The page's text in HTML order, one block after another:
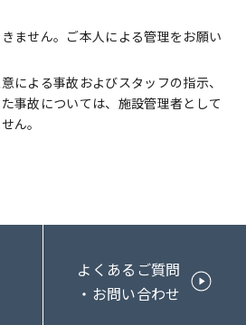
ません。ご本人による管理をお願い
による事故およびスタッフの指示、
事故については、施設管理者として
ん。
よくあるご質問
・お問い合わせ